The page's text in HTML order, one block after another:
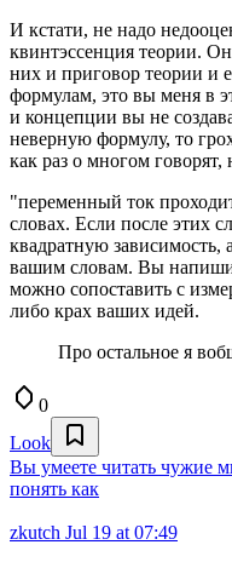
И кстати, не надо
квинтэссенция теории.
них и приговор теории и
формулам, это вы меня в
и концепции вы не
неверную формулу, то
как раз о многом говорят,
"переменный ток
словах. Если после этих
квадратную
вашим словам. Вы
можно сопоставить с
либо крах ваших идей.
Про остальное я
0
Look
Вы умеете читать чужие
понять как
zkutch Jul 19 at 07:49